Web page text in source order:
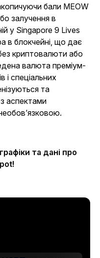
бали MEOW
залучення в
у Singapore 9 Lives
в блокчейні, що дає
криптовалюти або
валюта преміум-
і спеціальних
та
аспектами
та дані про